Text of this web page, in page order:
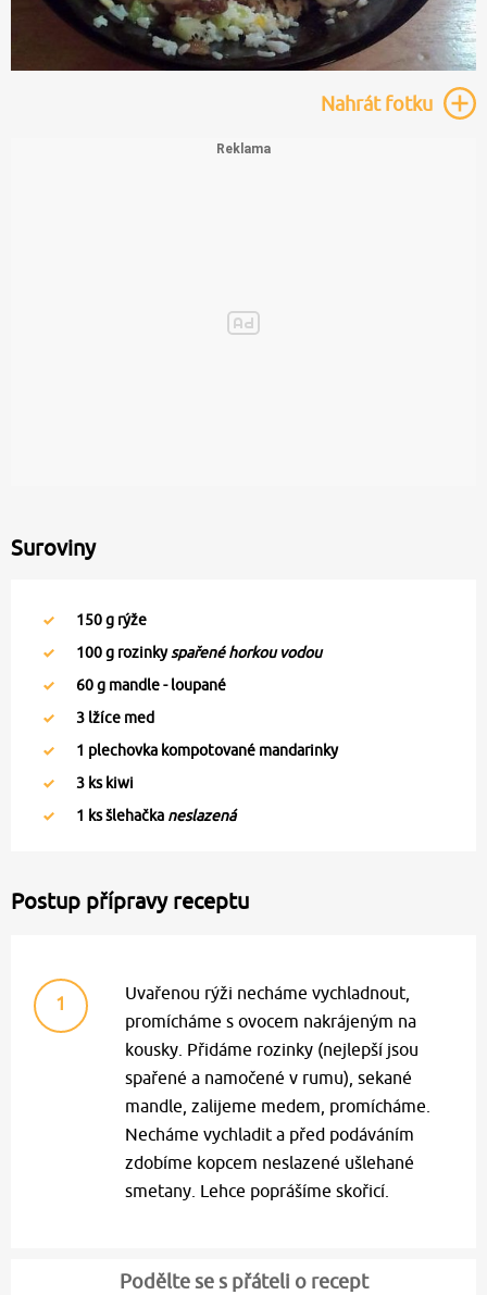
Nahrátfotku
Suroviny
150g rýže
100g rozinkyspařené horkou vodou
60g mandle - loupané
3 lžíce med
1 plechovka kompotované mandarinky
3 ks kiwi
1 ks šlehačka neslazená
Postup přípravy receptu
1
Uvařenou rýži necháme vychladnout,
promícháme s ovocem nakrájeným na
kousky. Přidáme rozinky (nejlepší jsou
spařené a namočené v rumu), sekané
mandle, zalijeme medem, promícháme.
Necháme vychladit a před podáváním
zdobíme kopcem neslazené ušlehané
smetany. Lehce poprášíme skořicí.
Podělte se s přáteli o recept